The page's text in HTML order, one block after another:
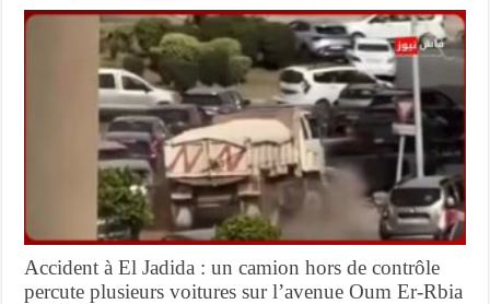
Accident à El Jadida : un camion hors de contrôle
percute plusieurs voitures sur l’avenue Oum Er-Rbia